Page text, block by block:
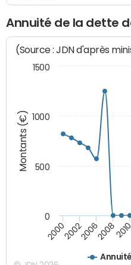
Annuité de la dette
Montants (€)
(Source : JDN d'après
20002002200620082010
0
500
1000
1500